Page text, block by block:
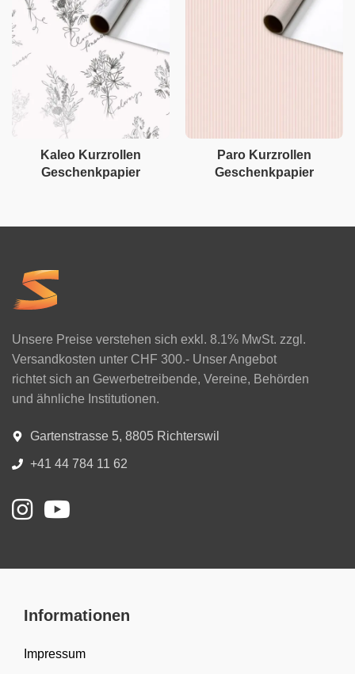
Kaleo Kurzrollen
Geschenkpapier
Paro Kurzrollen
Geschenkpapier
Unsere Preise verstehen sich exkl. 8.1% MwSt. zzgl.
Versandkosten unter CHF 300.- Unser Angebot
richtet sich an Gewerbetreibende, Vereine, Behörden
und ähnliche Institutionen.
Gartenstrasse 5, 8805 Richterswil
+41 44 784 11 62
Informationen
Impressum